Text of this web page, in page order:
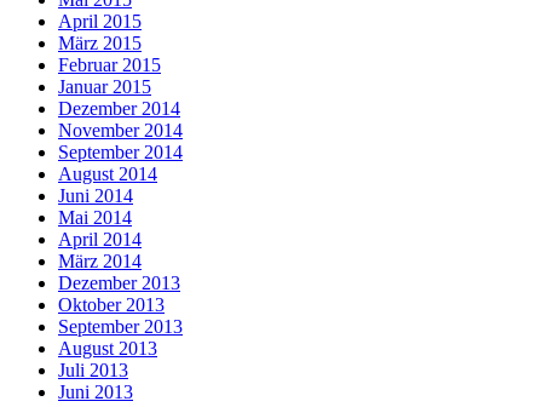
April 2015
März 2015
Februar 2015
Januar 2015
Dezember 2014
November 2014
September 2014
August 2014
Juni 2014
Mai 2014
April 2014
März 2014
Dezember 2013
Oktober 2013
September 2013
August 2013
Juli 2013
Juni 2013